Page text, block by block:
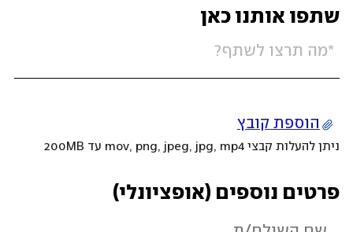
שתפו אותנו כאן
הוספת קובץ
ניתן להעלות קבצי mov, png, jpeg, jpg, mp4 עד 200MB
פרטים נוספים (אופציונלי)